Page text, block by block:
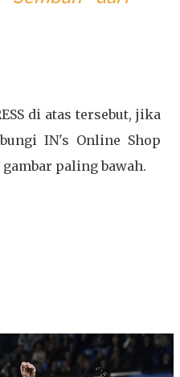
di atas tersebut, jika
IN's Online Shop
paling bawah.